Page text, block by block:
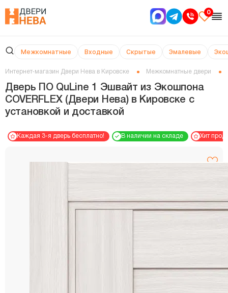
0
Межкомнатные Входные Скрытые Эмалевые
Интернет-магазин Двери Нева в Кировске Межкомнатные двери
Дверь ПО QuLine 1 Эшвайт из Экошпона
COVERFLEX (Двери Нева) в Кировске с
установкой и доставкой
Каждая 3-я дверь бесплатно! В наличии на складе Хит